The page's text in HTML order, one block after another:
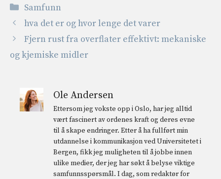
Kategorier
Samfunn
hva det er og hvor lenge det varer
Fjern rust fra overflater effektivt: mekaniske
og kjemiske midler
Ole Andersen
Ettersom jeg vokste opp i Oslo, har jeg alltid
vært fascinert av ordenes kraft og deres evne
til å skape endringer. Etter å ha fullført min
utdannelse i kommunikasjon ved Universitetet i
Bergen, fikk jeg muligheten til å jobbe innen
ulike medier, der jeg har søkt å belyse viktige
samfunnsspørsmål. I dag, som redaktør for